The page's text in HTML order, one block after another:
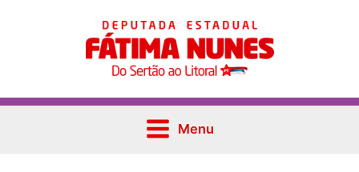
Main
Menu
Menu